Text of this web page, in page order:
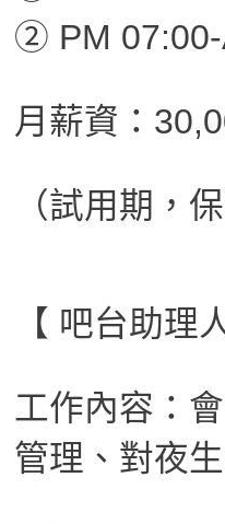
② PM
月薪資：
（試用期，
【 吧台助理
工作內容：
管理、對夜